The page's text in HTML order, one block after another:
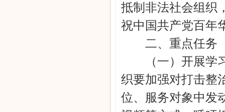
抵制非法社会组织
祝中国共产党百年
二、重点任务
（一）开展学习
织要加强对打击整
位、服务对象中发